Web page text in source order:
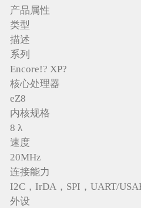
产品属性
类型
描述
系列
Encore!? XP?
核心处理器
eZ8
内核规格
8 λ
速度
20MHz
连接能力
I2C，IrDA，SPI，UART/
外设